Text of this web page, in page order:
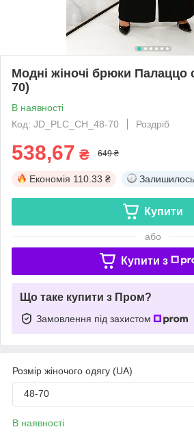
Модні жіночі брюки Палаццо
70)
В наявності
Код: JD_PLC_CH_48-70
Роздріб
538,67 ₴ 649 ₴
Економія 110.33 ₴ Залишилось
Купити
або
Купити з
Що таке купити з Пром?
Замовлення під захистом
Розмір жіночого одягу (UA)
48-70
В наявності